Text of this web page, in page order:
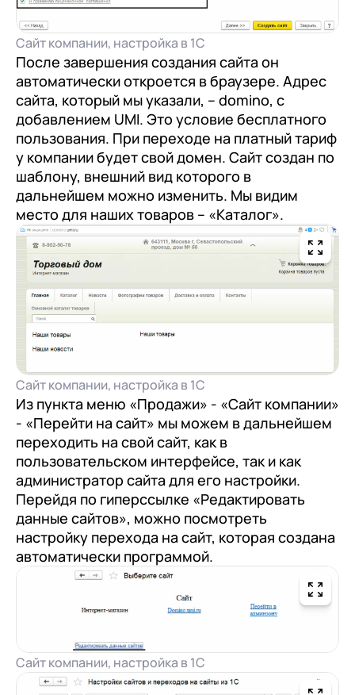
Сайт компании, настройка в 1С
После завершения создания сайта он
автоматически откроется в браузере. Адрес
сайта, который мы указали, – domino, с
добавлением UMI. Это условие бесплатного
пользования. При переходе на платный тариф
у компании будет свой домен. Сайт создан по
шаблону, внешний вид которого в
дальнейшем можно изменить. Мы видим
место для наших товаров – «Каталог».
Сайт компании, настройка в 1С
Из пункта меню «Продажи» - «Сайт компании»
- «Перейти на сайт» мы можем в дальнейшем
переходить на свой сайт, как в
пользовательском интерфейсе, так и как
администратор сайта для его настройки.
Перейдя по гиперссылке «Редактировать
данные сайтов», можно посмотреть
настройку перехода на сайт, которая создана
автоматически программой.
Сайт компании, настройка в 1С